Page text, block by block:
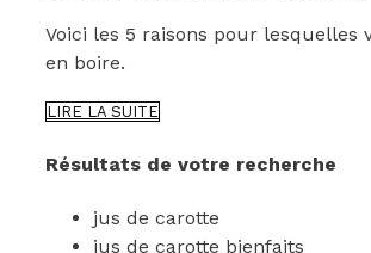
Voici les 5 raisons pour lesquelles
en boire.
LIRE LA SUITE5
DE
DU
JUS
Résultats de votre recherche
jus de carotte
jus de carotte bienfaits